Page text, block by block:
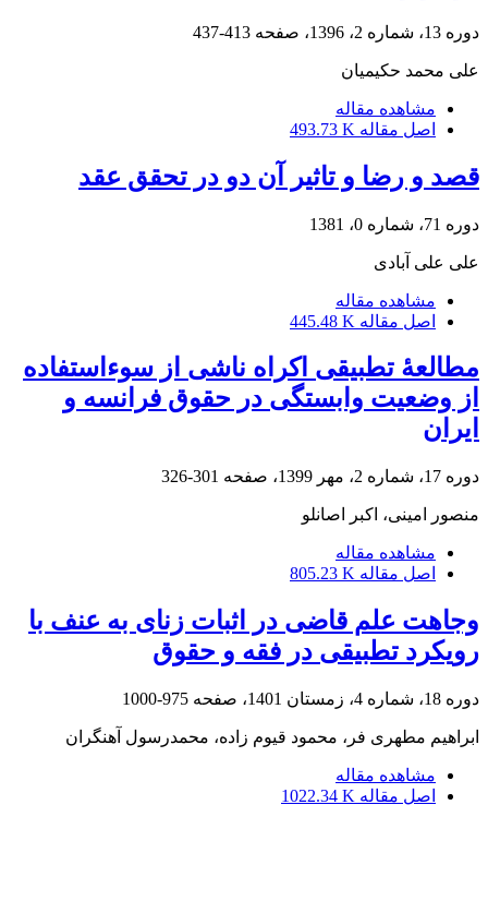
دوره 13، شماره 2، 1396، صفحه 413-437
علی محمد حکیمیان
مشاهده مقاله
اصل مقاله 493.73 K
قصد و رضا و تاثیر آن دو در تحقق عقد
دوره 71، شماره 0، 1381
علی علی آبادی
مشاهده مقاله
اصل مقاله 445.48 K
مطالعۀ تطبیقی اکراه ناشی از سوءاستفاده
از وضعیت وابستگی در حقوق فرانسه و
ایران
دوره 17، شماره 2، مهر 1399، صفحه 301-326
منصور امینی، اکبر اصانلو
مشاهده مقاله
اصل مقاله 805.23 K
وجاهت علم قاضی در اثبات زنای به عنف با
رویکرد تطبیقی در فقه و حقوق
دوره 18، شماره 4، زمستان 1401، صفحه 975-1000
ابراهیم مطهری فر، محمود قیوم زاده، محمدرسول آهنگران
مشاهده مقاله
اصل مقاله 1022.34 K